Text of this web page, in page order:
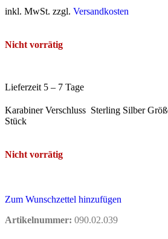
inkl. MwSt. zzgl. Versandkosten
Nicht vorrätig
Lieferzeit 5 – 7 Tage
Karabiner Verschluss Sterling Silber
Stück
Nicht vorrätig
Zum Wunschzettel hinzufügen
Artikelnummer: 090.02.039